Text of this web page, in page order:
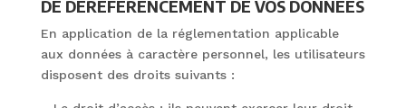
DE DÉRÉFÉRENCEMENT DE VOS DONNÉES
En application de la réglementation applicable
aux données à caractère personnel, les utilisateurs
disposent des droits suivants :